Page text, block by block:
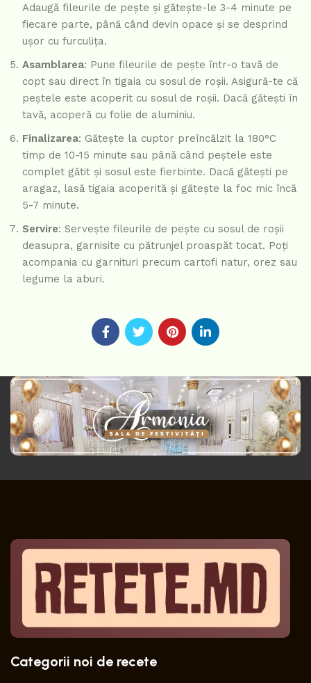
Adaugă fileurile de pește și gătește-le 3-4 minute pe
fiecare parte, până când devin opace și se desprind
ușor cu furculița.
Asamblarea: Pune fileurile de pește într-o tavă de
copt sau direct în tigaia cu sosul de roșii. Asigură-te că
peștele este acoperit cu sosul de roșii. Dacă gătești în
tavă, acoperă cu folie de aluminiu.
Finalizarea: Gătește la cuptor preîncălzit la 180°C
timp de 10-15 minute sau până când peștele este
complet gătit și sosul este fierbinte. Dacă gătești pe
aragaz, lasă tigaia acoperită și gătește la foc mic încă
5-7 minute.
Servire: Servește fileurile de pește cu sosul de roșii
deasupra, garnisite cu pătrunjel proaspăt tocat. Poți
acompania cu garnituri precum cartofi natur, orez sau
legume la aburi.
Categorii noi de recete